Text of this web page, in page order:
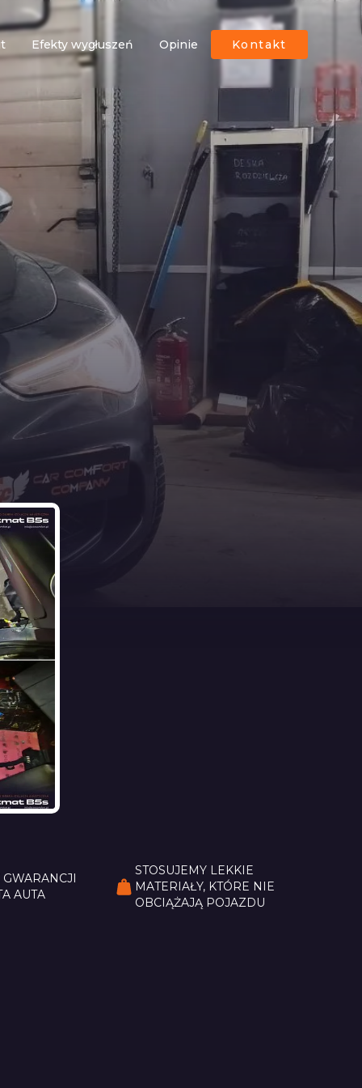
Efekty wygłuszeń Opinie Kontakt
AUTA
STOSUJEMY LEKKIE
MATERIAŁY, KTÓRE NIE
OBCIĄŻAJĄ POJAZDU